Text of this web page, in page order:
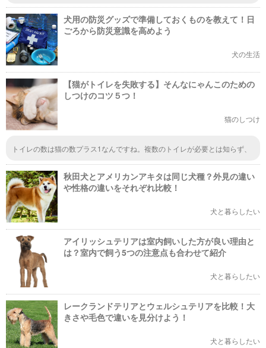
ふてくされるのも当然ですよね。愛情が不足することのないようにしたいで
すね。
犬用の防災グッズで準備しておくものを教えて！日
ごろから防災意識を高めよう
犬の生活
【猫がトイレを失敗する】そんなにゃんこのための
しつけのコツ５つ！
猫のしつけ
トイレの数は猫の数プラス1なんですね。複数のトイレが必要とは知らず、
います。いくつか置いておくことで、その中から気にいる場所が見つかるか
もしれないですね。秋田犬とアメリカンアキタは同じ犬種？外見の違い
や性格の違いをそれぞれ比較！
犬と暮らしたい
アイリッシュテリアは室内飼いした方が良い理由と
は？室内で飼う5つの注意点も合わせて紹介
犬と暮らしたい
レークランドテリアとウェルシュテリアを比較！大
きさや毛色で違いを見分けよう！
犬と暮らしたい